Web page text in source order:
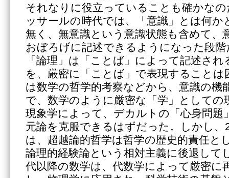
それなりに役立っていることも確かな
ッサールの時代では、「意識」とは何か
無く、無意識という意識状態も含めて、
おぼろげに記述できるようになった段
「論理」は「ことば」によって記述され
を、厳密に「ことば」で表現することは
は数学の哲学的考察などから、意識の機
で、数学のように厳密な「学」としての
現象学によって、デカルトの「心身問題
元論を克服できるはずだった。しかし、
は、超越論的哲学は哲学の歴史的責任と
論理的経験論という相対主義に後退して
代以降の数学は、代数学によって厳密に